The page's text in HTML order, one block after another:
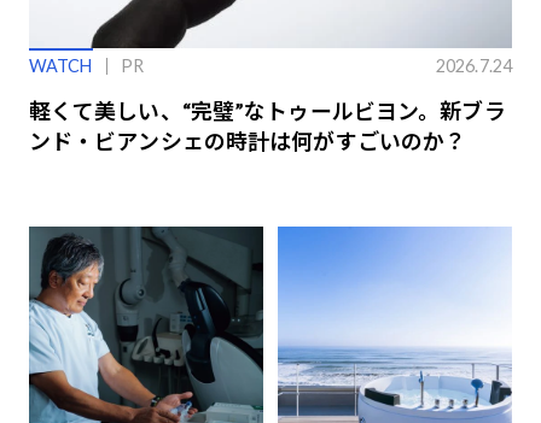
WATCH PR 2026.7.24
軽くて美しい、“完璧”なトゥールビヨン。新ブラ
ンド・ビアンシェの時計は何がすごいのか？